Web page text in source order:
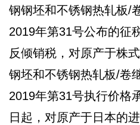
钢钢坯和不锈钢热轧板/
2019年第31号公布的征
反倾销税，对原产于株
钢坯和不锈钢热轧板/卷
2019年第31号执行价格
日起，对原产于日本的